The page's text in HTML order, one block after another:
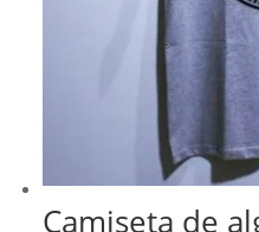
Camiseta de